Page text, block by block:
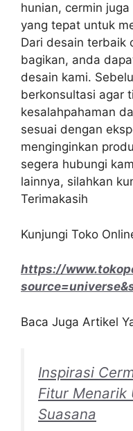
hunian, cermin
yang tepat untuk
Dari desain terbaik
bagikan, anda
desain kami.
berkonsultasi agar
kesalahpahaman
sesuai dengan
menginginkan
segera hubungi
lainnya, silahkan
Terimakasih
Kunjungi Toko
https://
Baca Juga Artikel
Inspirasi
Fitur Menarik
Suasana